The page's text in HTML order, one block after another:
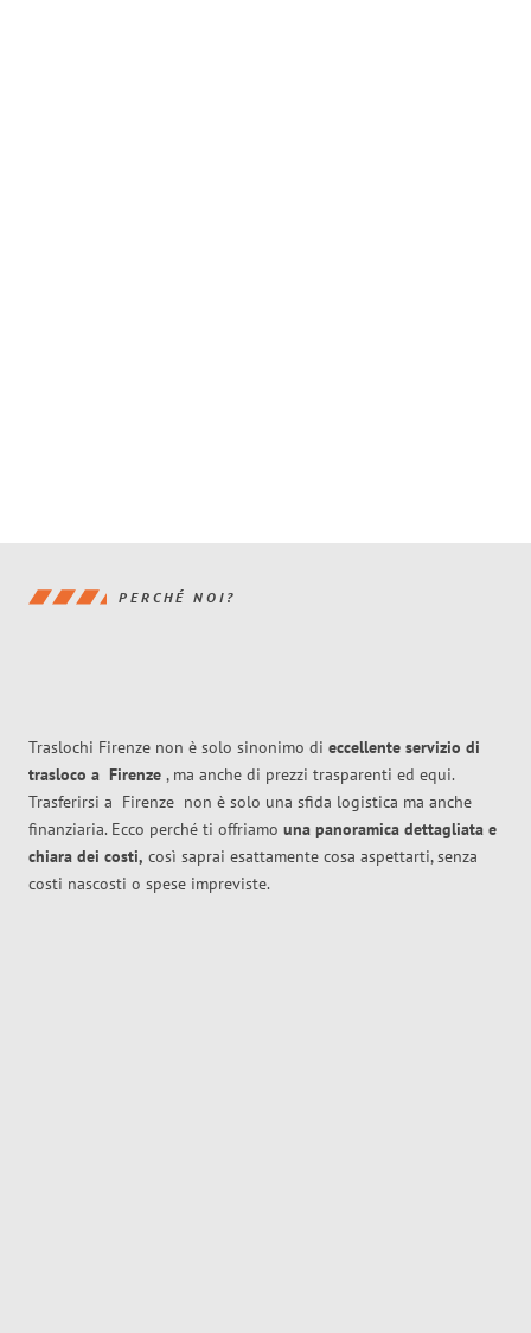
PERCHÉ NOI?
Traslochi Firenze non è solo sinonimo di eccellente servizio di
trasloco a Firenze , ma anche di prezzi trasparenti ed equi.
Trasferirsi a Firenze non è solo una sfida logistica ma anche
finanziaria. Ecco perché ti offriamo una panoramica dettagliata e
chiara dei costi, così saprai esattamente cosa aspettarti, senza
costi nascosti o spese impreviste.